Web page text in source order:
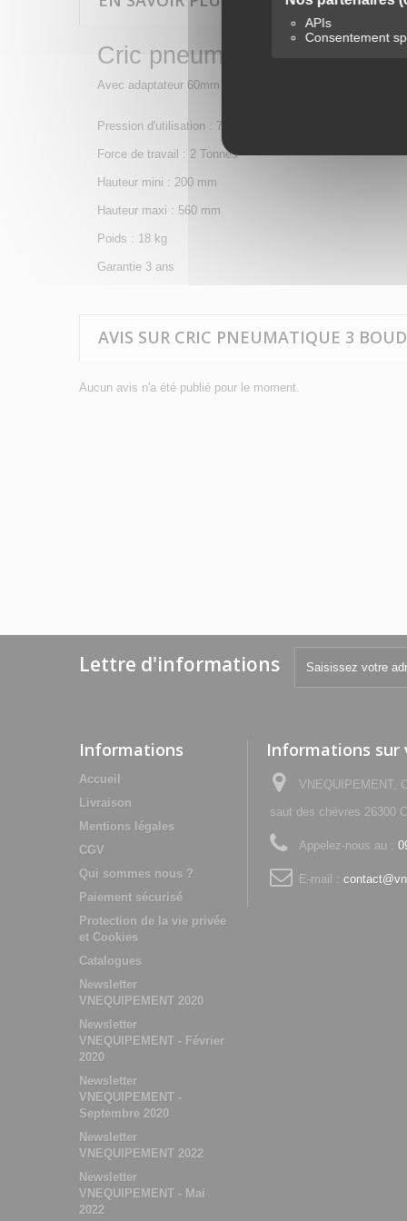
APIs
Consentement
Cric pneumatique 3 boudins
Avec adaptateur 60mm
Pression d'utilisation : 7-10 bar
Force de travail : 2 Tonnes
Hauteur mini : 200 mm
Hauteur maxi : 560 mm
Poids : 18 kg
Garantie 3 ans
AVIS SUR CRIC PNEUMATIQUE 3
Aucun avis n'a été publié pour le moment.
Lettre d'informations
Informations
Accueil
Livraison
Mentions légales
CGV
Qui sommes nous ?
Paiement sécurisé
Protection de la vie privée
et Cookies
Catalogues
Newsletter
VNEQUIPEMENT 2020
Newsletter
VNEQUIPEMENT - Février
2020
Newsletter
VNEQUIPEMENT -
Septembre 2020
Newsletter
VNEQUIPEMENT 2022
Newsletter
VNEQUIPEMENT - Mai
2022
Informations sur
VNEQUIPEMENT,
saut des chèvres 26300
Appelez-nous au :
E-mail :